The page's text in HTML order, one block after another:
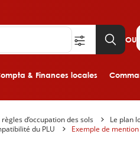
& Finances locales
OU
règles d’occupation des sols Le plan
du PLU
Exemple de